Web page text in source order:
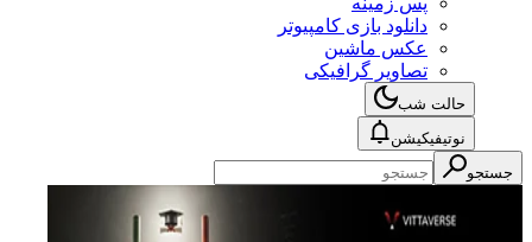
دانلود بازی کامپیوتر
عکس ماشین
تصاویر گرافیکی
حالت شب
نوتیفیکیشن
جستجو